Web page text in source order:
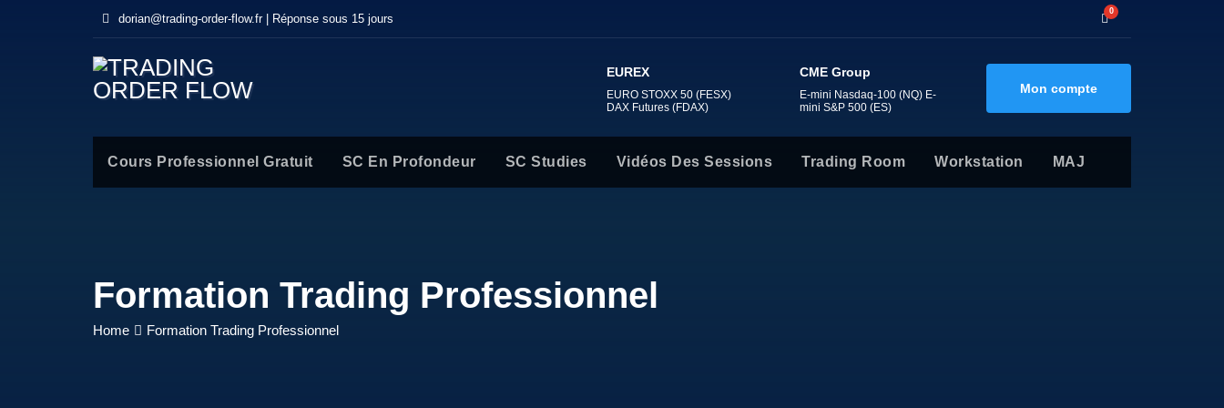
dorian@trading-order-flow.fr | Réponse sous 15 jours
0
EUREX
EURO STOXX 50 (FESX)
DAX Futures (FDAX)
CME Group
E-mini Nasdaq-100 (NQ) E-
mini S&P 500 (ES)
Mon compte
Cours Professionnel Gratuit SC En Profondeur SC Studies Vidéos Des Sessions Trading Room Workstation MAJ
Formation Trading Professionnel
Home Formation Trading Professionnel